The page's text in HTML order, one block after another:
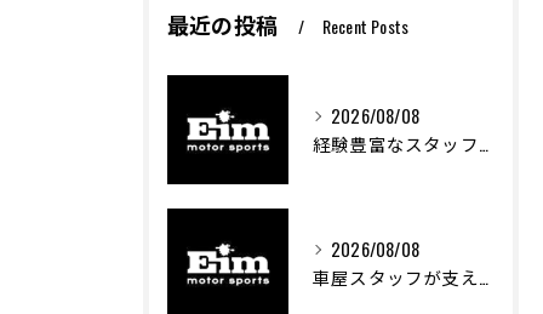
最近の投稿 Recent Posts
2026/08/08
経験豊富なスタッフが創る車屋の魅力と技術
2026/08/08
車屋スタッフが支える車両カスタムの魅力と技術進化